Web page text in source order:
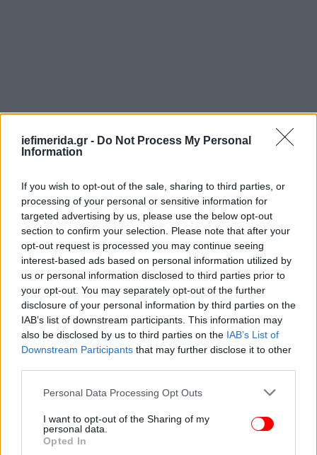
iefimerida.gr - Do Not Process My Personal
Information
If you wish to opt-out of the sale, sharing to third parties, or
processing of your personal or sensitive information for
targeted advertising by us, please use the below opt-out
section to confirm your selection. Please note that after your
opt-out request is processed you may continue seeing
interest-based ads based on personal information utilized by
us or personal information disclosed to third parties prior to
your opt-out. You may separately opt-out of the further
disclosure of your personal information by third parties on the
IAB’s list of downstream participants. This information may
also be disclosed by us to third parties on the IAB’s List of
Downstream Participants that may further disclose it to other
Please note that this website/app uses one or more Google
not limited to your visit or usage behaviour. You may click to
grant or deny consent to Google and its third-party tags to
use your data for below specified purposes in below Google
Personal Data Processing Opt Outs
I want to opt-out of the Sharing of my
personal data.
Opted In
Ο ΣΥΡΙΖΑ Προοδευτική Συμμαχία που, με απόφαση
της Πολιτικής Γραμματείας στις αρχές Αυγούστου
έθεσε επικεφαλής της «Ανοιχτής Πόλης» τον Κώστα
Ζαχαριάδη, μετέφερε στον λογαριασμό τρία
εμβάσματα συνολικού ύψους 33.000 ευρώ,
προκειμένου να καλυφθούν οι δαπάνες της
Όλες οι συναλλαγές αυτές έχουν γίνει από την